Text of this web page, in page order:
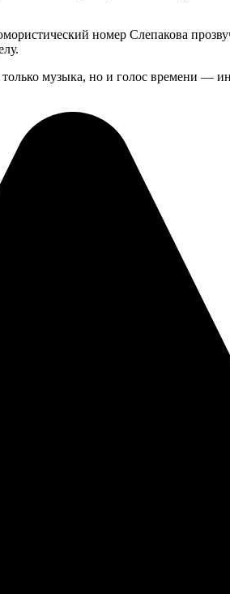
номер Слепакова
музыка, но и голос времени —